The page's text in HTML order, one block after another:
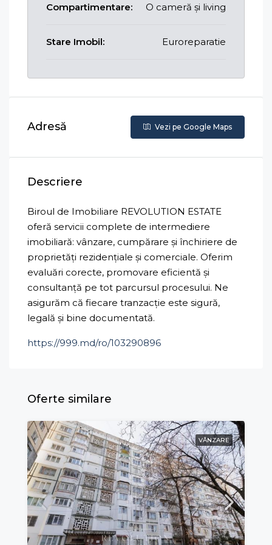
Compartimentare: O cameră și living
Stare Imobil: Euroreparatie
Adresă Vezi pe Google Maps
Descriere
Biroul de Imobiliare REVOLUTION ESTATE
oferă servicii complete de intermediere
imobiliară: vânzare, cumpărare și închiriere de
proprietăți rezidențiale și comerciale. Oferim
evaluări corecte, promovare eficientă și
consultanță pe tot parcursul procesului. Ne
asigurăm că fiecare tranzacție este sigură,
legală și bine documentată.
https://999.md/ro/103290896
Oferte similare
VÂNZARE